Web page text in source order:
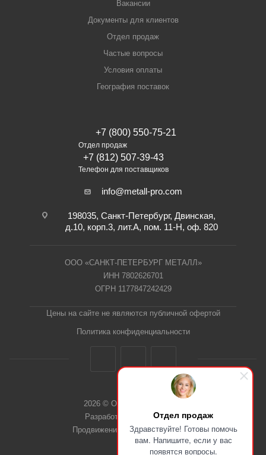
Отдел продаж
Здравствуйте! Готовы помочь
вам. Напишите, если у вас
появятся вопросы.
Вакансии
Документы для клиентов
Отдел продаж
Частые вопросы
Условия оплаты
География поставок
+7 (800) 550-75-21
Отдел продаж
+7 (812) 507-39-43
Телефон для поставщиков
info@metall-pro.com
198035, Санкт-Петербург, Двинская,
д.10, корп.3, лит.А, пом. 11-Н, оф. 820
ООО «САНКТ-ПЕТЕРБУРГ МЕТАЛЛ»
ИНН 7802626701
ОГРН 1177847242429
Цены на сайте не являются публичной офертой
Политика конфиденциальности
2026 © ООО "СПб Металл"
Разработка сайта Dieztech
Продвижение сайта — Веб-Центр